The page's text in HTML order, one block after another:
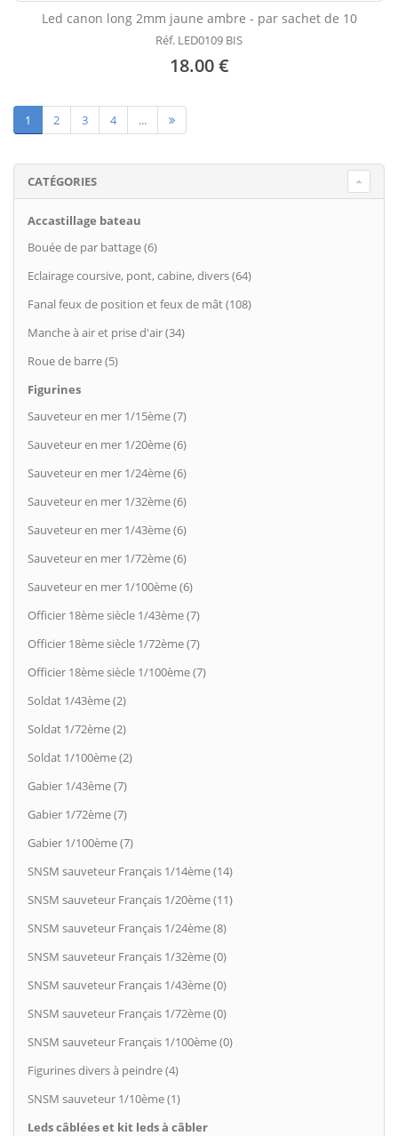
Led canon long 2mm jaune ambre - par sachet de 10
Réf. LED0109 BIS
18.00 €
1 2 3 4 ...
CATÉGORIES
Accastillage bateau
Bouée de par battage (6)
Eclairage coursive, pont, cabine, divers (64)
Fanal feux de position et feux de mât (108)
Manche à air et prise d'air (34)
Roue de barre (5)
Figurines
Sauveteur en mer 1/15ème (7)
Sauveteur en mer 1/20ème (6)
Sauveteur en mer 1/24ème (6)
Sauveteur en mer 1/32ème (6)
Sauveteur en mer 1/43ème (6)
Sauveteur en mer 1/72ème (6)
Sauveteur en mer 1/100ème (6)
Officier 18ème siècle 1/43ème (7)
Officier 18ème siècle 1/72ème (7)
Officier 18ème siècle 1/100ème (7)
Soldat 1/43ème (2)
Soldat 1/72ème (2)
Soldat 1/100ème (2)
Gabier 1/43ème (7)
Gabier 1/72ème (7)
Gabier 1/100ème (7)
SNSM sauveteur Français 1/14ème (14)
SNSM sauveteur Français 1/20ème (11)
SNSM sauveteur Français 1/24ème (8)
SNSM sauveteur Français 1/32ème (0)
SNSM sauveteur Français 1/43ème (0)
SNSM sauveteur Français 1/72ème (0)
SNSM sauveteur Français 1/100ème (0)
Figurines divers à peindre (4)
SNSM sauveteur 1/10ème (1)
Leds câblées et kit leds à câbler